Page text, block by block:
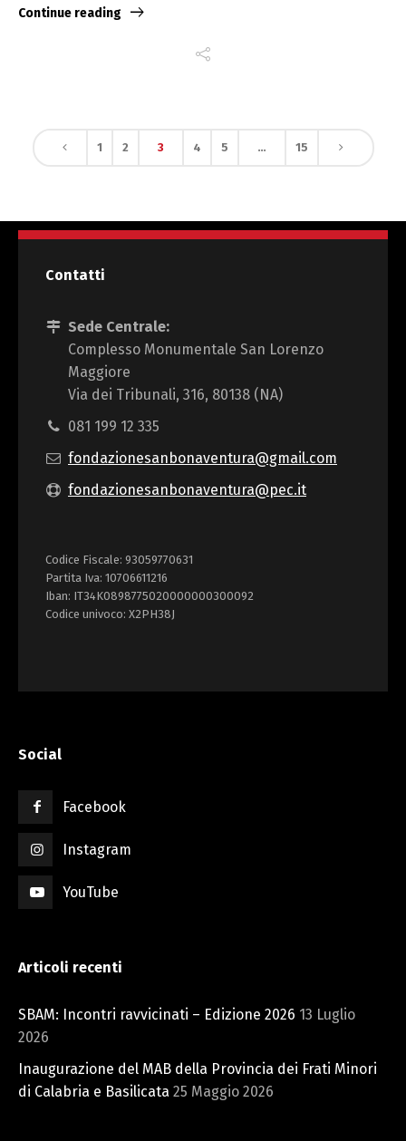
Continue reading
1 2 3 4 5 … 15
Contatti
Sede Centrale:
Complesso Monumentale San Lorenzo
Maggiore
Via dei Tribunali, 316, 80138 (NA)
081 199 12 335
fondazionesanbonaventura@gmail.com
fondazionesanbonaventura@pec.it
Codice Fiscale: 93059770631
Partita Iva: 10706611216
Iban: IT34K0898775020000000300092
Codice univoco: X2PH38J
Social
Facebook
Instagram
YouTube
Articoli recenti
SBAM: Incontri ravvicinati – Edizione 2026 13 Luglio
2026
Inaugurazione del MAB della Provincia dei Frati Minori
di Calabria e Basilicata 25 Maggio 2026